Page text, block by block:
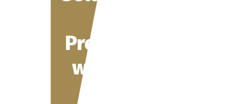
Preissteigerung
wissen sollten!